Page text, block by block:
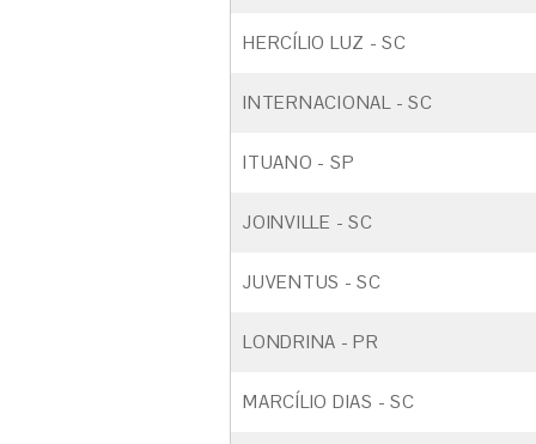
HERCÍLIO LUZ - SC
INTERNACIONAL - SC
ITUANO - SP
JOINVILLE - SC
JUVENTUS - SC
LONDRINA - PR
MARCÍLIO DIAS - SC